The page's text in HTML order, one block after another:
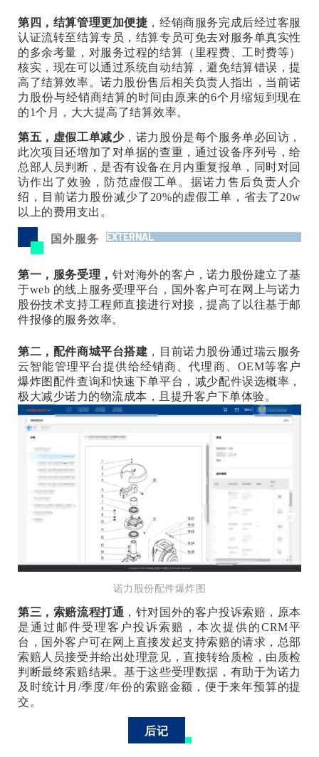
第四，结算管理更加便捷 ，经销商服务完成后经过客服
认证流转至结算专员，结算专员可免去对服务单真实性
的多余考量，对服务过程的结算（里程费、工时费等）
核实，现在可以通过系统自动结算，避免结算错误，提
高了结算效率。诺力股份售后相关负责人指出，当前诺
力股份与经销商结算的时间由原来的6个月缩短到现在
的1个月，大大提高了结算效率。
第五，虚假工单减少，诺力股份是每个服务单必回访，
此次项目还增加了对单据的查重，通过设备序列号，给
总部人员判断，是否有设备在月内重复报单，同时对回
访作出了效验，防范虚假工单。据诺力售后负责人介
绍，目前诺力股份减少了20%的虚假工单，省去了20w
以上的费用支出。
国外服务 EXTERNAL
第一，服务受理， 针对海外的客户，诺力股份建立了基
于web 的线上服务受理平台，国外客户可在网上与诺力
股份技术支持工程师直接进行对接，提高了以往基于邮
件报修的服务效率。
第二，配件商城平台搭建 ，目前诺力股份通过瑞云服务
云智能管理平台提供给经销商、代理商、OEM等客户
爆炸图配件查询和快速下单平台，减少配件误选概率，
极大减少诺力的物流成本，且提升客户下单体验。
诺力股份配件爆炸图
第三，索赔流程打通 ，针对国外的客户投诉索赔，原本
是通过邮件受理客户投诉索赔，本次提供的CRM平
台，国外客户可在网上直接发起支持索赔的请求，总部
索赔人员接受并给出处理意见，直接转给质检，由质检
判断最终索赔结果。基于这些受理数据，有助于为诺力
及时统计月/季度/年份的索赔金额，便于来年预算的提
交。
后记